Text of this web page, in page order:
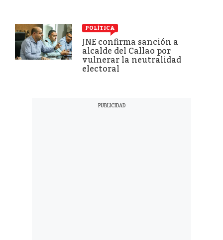
POLÍTICA
JNE confirma sanción a
alcalde del Callao por
vulnerar la neutralidad
electoral